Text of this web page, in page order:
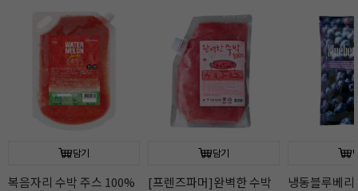
담기
냉동블루베리(1kg)
담기
냉동딸기(1kg) 냉동망고